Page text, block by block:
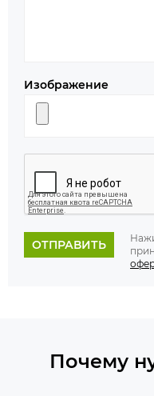
Изображение
ОТПРАВИТЬ
Почему